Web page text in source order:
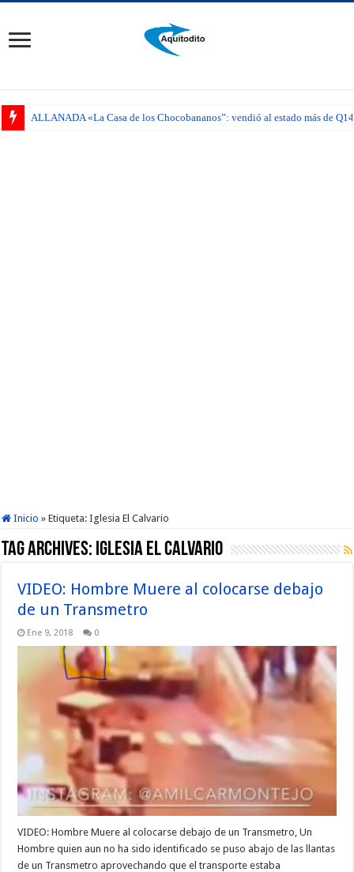
ALLANADA «La Casa de los Chocobananos”: vendió al estado más de
Inicio » Etiqueta:Iglesia El Calvario
Tag Archives: Iglesia El Calvario
VIDEO: Hombre Muere al colocarse debajo
de un Transmetro
Ene 9, 2018 0
VIDEO: Hombre Muere al colocarse debajo de un Transmetro, Un
Hombre quien aun no ha sido identificado se puso abajo de las llantas
de un Transmetro aprovechando que el transporte estaba